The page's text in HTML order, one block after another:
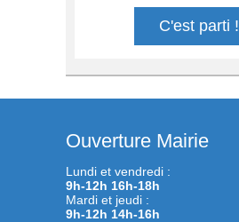
C'est parti !
Ouverture Mairie
Lundi et vendredi :
9h-12h 16h-18h
Mardi et jeudi :
9h-12h 14h-16h